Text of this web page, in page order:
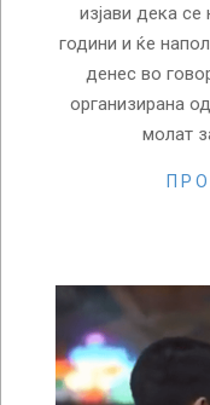
изјави дека
години и ќе
денес во
организирана
молат